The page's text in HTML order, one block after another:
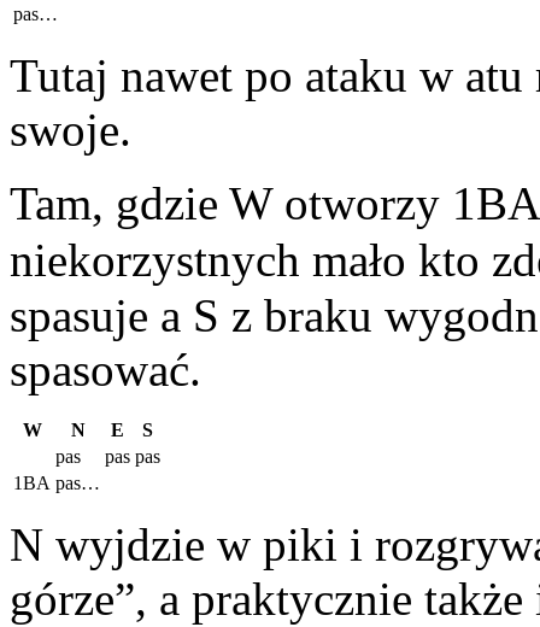
pas…
Tutaj nawet po ataku w
swoje.
Tam, gdzie W otworzy
niekorzystnych mało kto
spasuje a S z braku
spasować.
W N E
S
pas
pas pas
1BA pas…
N wyjdzie w piki i
górze”, a praktycznie